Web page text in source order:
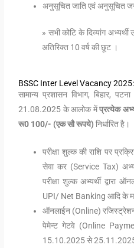
अनुसूचित जाति एवं अनुसूचित
» सभी कोटि के दिव्यांग
अतिरिक्त 10 वर्ष की छूट ।
BSSC Inter Level Vacancy 2025:
सामान्य प्रशासन विभाग, बिहार,
21.08.2025 के आलोक मेंप्रत्येक
रू0 100/- (एक सौ रूपये) निर्धारित है।
परीक्षा शुल्क की राशि पर
सेवा कर (Service Tax)
परीक्षा शुल्क अभ्यर्थी
UPI/ Net Banking आदि के
ऑनलाईन (Online)
पेमेन्ट गेटवे (Online
15.10.2025 से 25.11.2025